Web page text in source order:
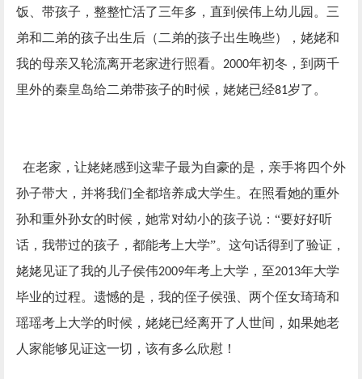
饭、带孩子，整整忙活了三年多，直到侯伟上幼儿园。三
弟和二弟的孩子出生后（二弟的孩子出生晚些），姥姥和
我的母亲又轮流离开老家进行照看。 2000年初冬，到两千
里外的秦皇岛给二弟带孩子的时候，姥姥已经81岁了。
在老家，让姥姥感到这辈子最为自豪的是，亲手将四个外
孙子带大，并将我们全都培养成大学生。在照看她的重外
孙和重外孙女的时候，她常对幼小的孩子说：“要好好听
话，我带过的孩子，都能考上大学”。这句话得到了验证，
姥姥见证了我的儿子侯伟2009年考上大学，至2013年大学
毕业的过程。遗憾的是，我的侄子侯强、两个侄女琦琦和
瑶瑶考上大学的时候，姥姥已经离开了人世间，如果她老
人家能够见证这一切，该有多么欣慰！